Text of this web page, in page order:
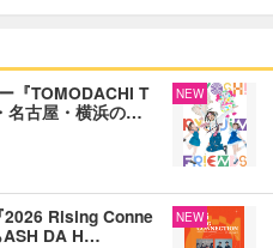
『TOMODACHI T
名古屋・横浜の…
NEW
2026 Rising Conne
ASH DA H…
NEW